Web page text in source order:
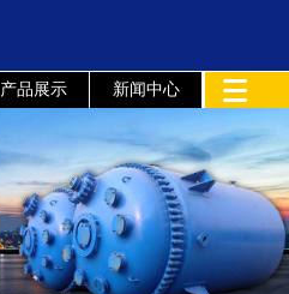
产品展示 新闻中心